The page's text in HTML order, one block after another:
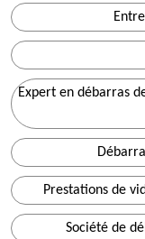
Expert en débarras
Prestations de
Société de